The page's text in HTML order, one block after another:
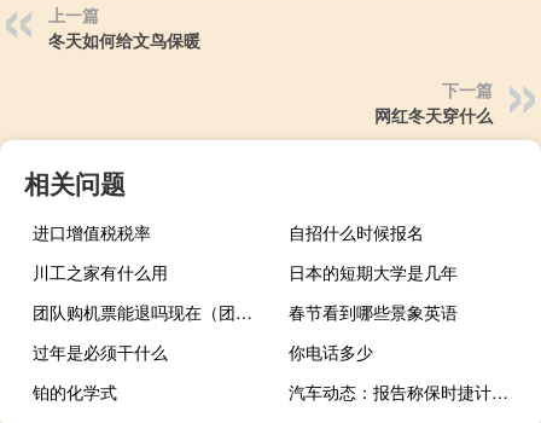
上一篇
冬天如何给文鸟保暖
下一篇
网红冬天穿什么
相关问题
进口增值税税率
自招什么时候报名
川工之家有什么用
日本的短期大学是几年
团队购机票能退吗现在（团队购机票能退吗）
春节看到哪些景象英语
过年是必须干什么
你电话多少
铂的化学式
汽车动态：报告称保时捷计划将所有非911车型转换为电动车